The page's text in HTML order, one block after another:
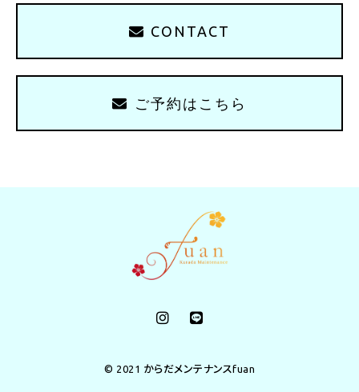
CONTACT
ご予約はこちら
© 2021 からだメンテナンスfuan